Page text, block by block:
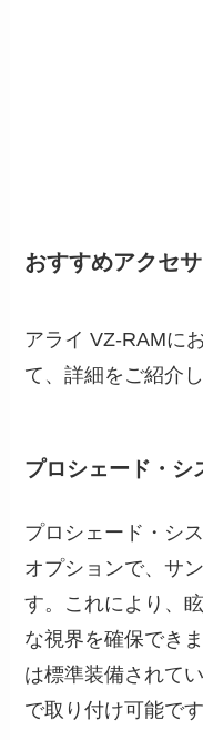
おすすめアクセ
アライ VZ-RAMに
て、詳細をご紹介し
プロシェード・シ
プロシェード・シ
オプションで、サ
す。これにより、
な視界を確保でき
は標準装備されて
で取り付け可能です